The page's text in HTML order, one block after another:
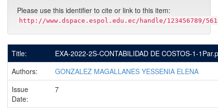
Please use this identifier to cite or link to this item:
http://www.dspace.espol.edu.ec/handle/123456789/
Title:
EXA-2022-2S-CONTABILIDAD DE COSTOS-1-
Authors:
GONZALEZ MAGALLANES YESSENIA ELENA
Issue
Date:
7